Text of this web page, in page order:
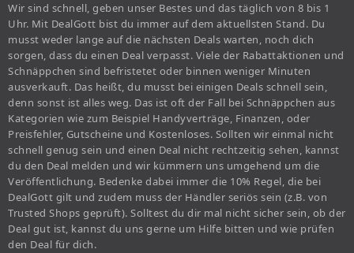
Wir sind schnell, geben unser Bestes und das täglich von 8 bis 1
Uhr. Mit DealGott bist du immer auf dem aktuellsten Stand. Du
musst weder lange auf die nächsten Deals warten, noch dich
sorgen, dass du einen Deal verpasst. Viele der Rabattaktionen und
Schnäppchen sind befristetet oder binnen weniger Minuten
ausverkauft. Das heißt, du musst bei einigen Deals schnell sein,
denn sonst ist alles weg. Das ist oft der Fall bei Schnäppchen aus
Kategorien wie zum Beispiel Handyverträge, Finanzen, oder
Preisfehler, Gutscheine und Kostenloses. Sollten wir einmal nicht
schnell genug sein und einen Deal nicht rechtzeitig sehen, kannst
du den Deal melden und wir kümmern uns umgehend um die
Veröffentlichung. Bedenke dabei immer die 10% Regel, die bei
DealGott gilt und zudem muss der Händler seriös sein (z.B. von
Trusted Shops geprüft). Solltest du dir mal nicht sicher sein, ob der
Deal gut ist, kannst du uns gerne um Hilfe bitten und wie prüfen
den Deal für dich.